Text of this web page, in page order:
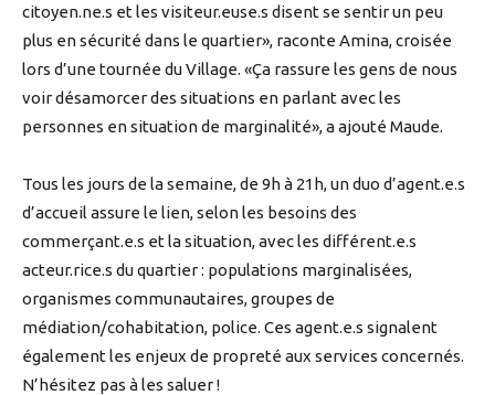
citoyen.ne.s et les visiteur.euse.s disent se sentir un peu
plus en sécurité dans le quartier», raconte Amina, croisée
lors d’une tournée du Village. «Ça rassure les gens de nous
voir désamorcer des situations en parlant avec les
personnes en situation de marginalité», a ajouté Maude.
Tous les jours de la semaine, de 9h à 21h, un duo d’agent.e.s
d’accueil assure le lien, selon les besoins des
commerçant.e.s et la situation, avec les différent.e.s
acteur.rice.s du quartier : populations marginalisées,
organismes communautaires, groupes de
médiation/cohabitation, police. Ces agent.e.s signalent
également les enjeux de propreté aux services concernés.
N’hésitez pas à les saluer !